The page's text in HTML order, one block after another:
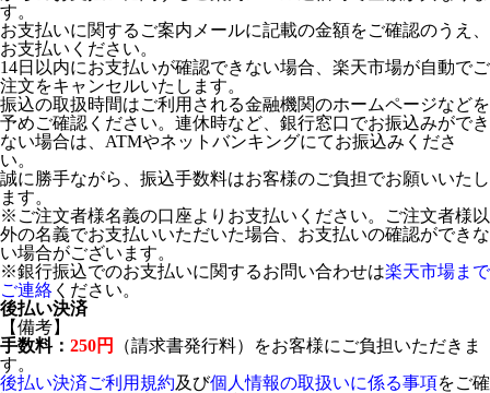
す。
お支払いに関するご案内メールに記載の金額をご確認のうえ、
お支払いください。
14日以内にお支払いが確認できない場合、楽天市場が自動でご
注文をキャンセルいたします。
振込の取扱時間はご利用される金融機関のホームページなどを
予めご確認ください。連休時など、銀行窓口でお振込みができ
ない場合は、ATMやネットバンキングにてお振込みくださ
い。
誠に勝手ながら、振込手数料はお客様のご負担でお願いいたし
ます。
※ご注文者様名義の口座よりお支払いください。ご注文者様以
外の名義でお支払いいただいた場合、お支払いの確認ができな
い場合がございます。
※銀行振込でのお支払いに関するお問い合わせは楽天市場まで
ご連絡 ください。
後払い決済
【備考】
手数料： 250円
（請求書発行料）をお客様にご負担いただきま
す。
後払い決済ご利用規約及び個人情報の取扱いに係る事項をご確